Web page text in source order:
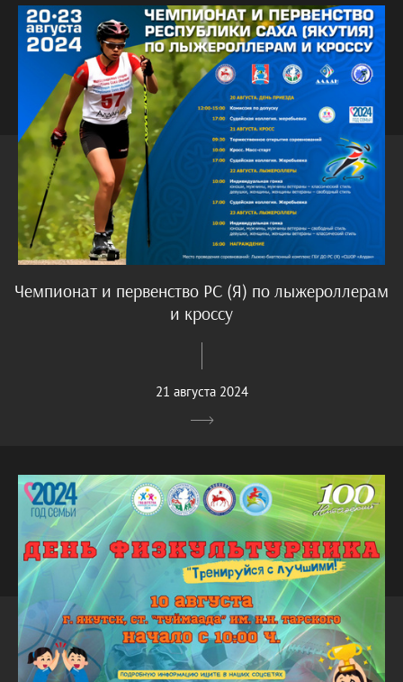
Чемпионат и первенство РС (Я) по лыжероллерам
и кроссу
21 августа 2024